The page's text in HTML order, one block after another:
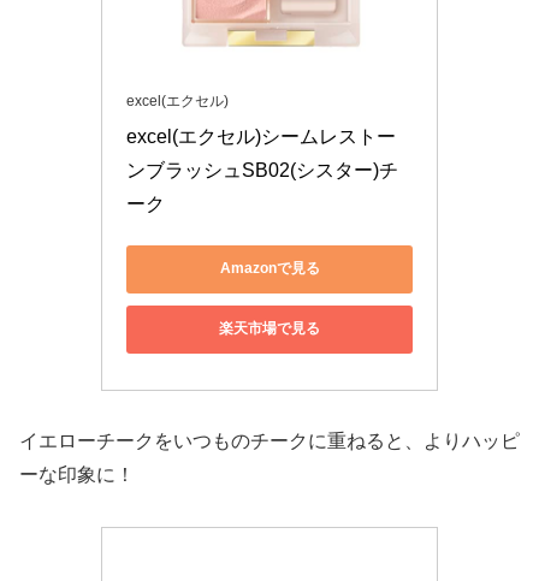
excel(エクセル)
excel(エクセル)シームレストー
ンブラッシュSB02(シスター)チ
ーク
Amazonで見る
楽天市場で見る
イエローチークをいつものチークに重ねると、よりハッピ
ーな印象に！